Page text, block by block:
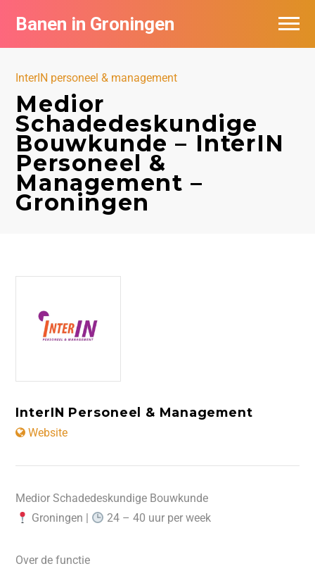
Banen in Groningen
InterIN personeel & management
Medior
Schadedeskundige
Bouwkunde – InterIN
Personeel &
Management –
Groningen
InterIN Personeel & Management
Website
Medior Schadedeskundige Bouwkunde
Groningen |
24 – 40 uur per week
Over de functie
Vacatures per bedrijf
De populairste vacatures in Groningen
Nieuwsbrief feed